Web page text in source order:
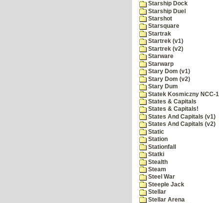
Starship Dock
Starship Duel
Starshot
Starsquare
Startrak
Startrek (v1)
Startrek (v2)
Starware
Starwarp
Stary Dom (v1)
Stary Dom (v2)
Stary Dum
Statek Kosmiczny NCC-
States & Capitals
States & Capitals!
States And Capitals (v1)
States And Capitals (v2)
Static
Station
Stationfall
Statki
Stealth
Steam
Steel War
Steeple Jack
Stellar
Stellar Arena